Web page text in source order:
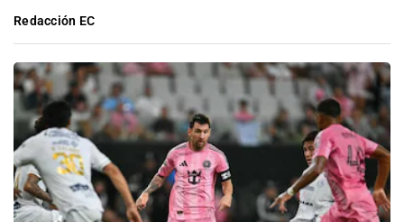
Redacción EC